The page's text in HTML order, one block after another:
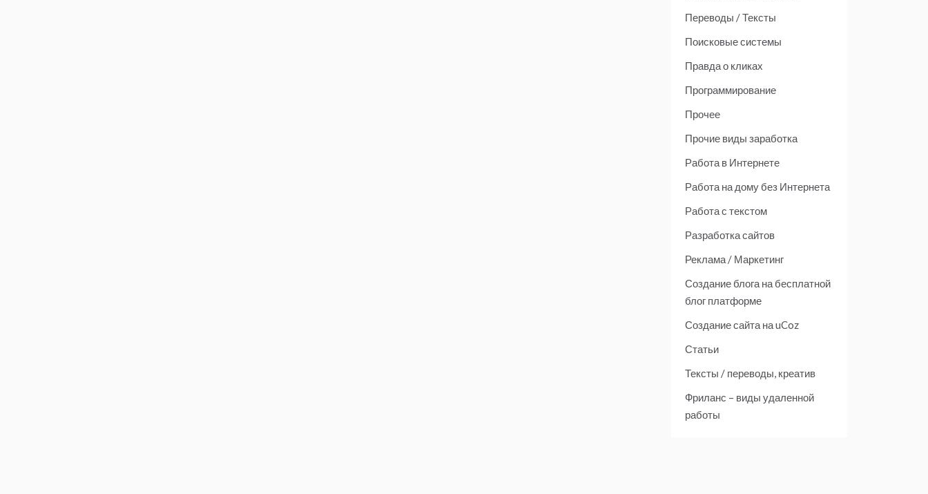
Переводы / Тексты
Поисковые системы
Правда о кликах
Программирование
Прочее
Прочие виды заработка
Работа в Интернете
Работа на дому без Интернета
Работа с текстом
Разработка сайтов
Реклама / Маркетинг
Создание блога на бесплатной
блог платформе
Создание сайта на uCoz
Статьи
Тексты / переводы, креатив
Фриланс – виды удаленной
работы